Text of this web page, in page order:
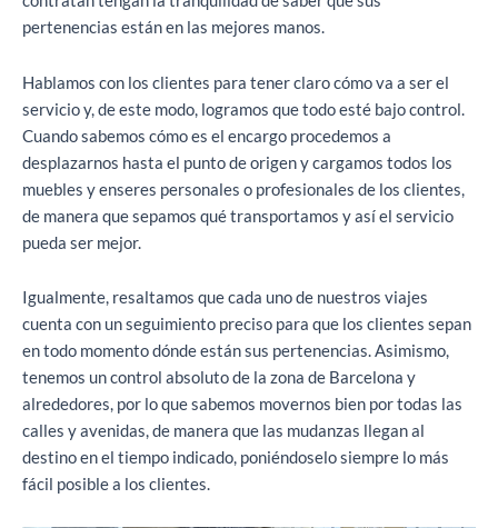
pertenencias están en las mejores manos.
Hablamos con los clientes para tener claro cómo va a ser el
servicio y, de este modo, logramos que todo esté bajo control.
Cuando sabemos cómo es el encargo procedemos a
desplazarnos hasta el punto de origen y cargamos todos los
muebles y enseres personales o profesionales de los clientes,
de manera que sepamos qué transportamos y así el servicio
pueda ser mejor.
Igualmente, resaltamos que cada uno de nuestros viajes
cuenta con un seguimiento preciso para que los clientes sepan
en todo momento dónde están sus pertenencias. Asimismo,
tenemos un control absoluto de la zona de Barcelona y
alrededores, por lo que sabemos movernos bien por todas las
calles y avenidas, de manera que las mudanzas llegan al
destino en el tiempo indicado, poniéndoselo siempre lo más
fácil posible a los clientes.